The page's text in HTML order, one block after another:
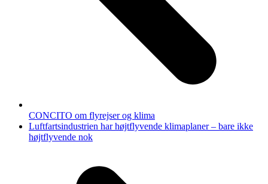
CONCITO om flyrejser og klima
next
post:
Luftfartsindustrien har højtflyvende klimaplaner – bare ikke
højtflyvende nok